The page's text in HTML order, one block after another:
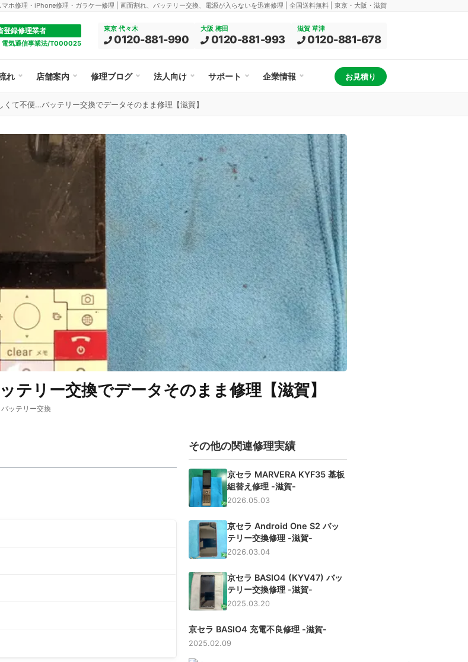
ホ修理・iPhone修理・ガラケー修理 | 画面割れ、バッテリー交換、電源が入らないを迅速修理 | 全国送料無料 | 東京・大阪・滋賀
登録修理業者
気通信事業法/T000025
東京 代々木
0120-881-990
大阪 梅田
0120-881-993
滋賀 草津
0120-881-678
れ 店舗案内 修理ブログ 法人向け サポート 企業情報 お見積り
て不便…バッテリー交換でデータそのまま修理【滋賀】
リー交換でデータそのまま修理【滋賀】
バッテリー交換
その他の関連修理実績
京セラ MARVERA KYF35 基板
組替え修理 -滋賀-
2026.05.03
京セラ Android One S2 バッ
テリー交換修理 -滋賀-
2026.03.04
京セラ BASIO4 (KYV47) バッ
テリー交換修理 -滋賀-
2025.03.20
京セラ BASIO4 充電不良修理 -滋賀-
2025.02.09